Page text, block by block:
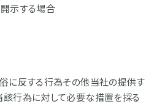
示する場合
に反する行為その他当社の提供す
該行為に対して必要な措置を採る